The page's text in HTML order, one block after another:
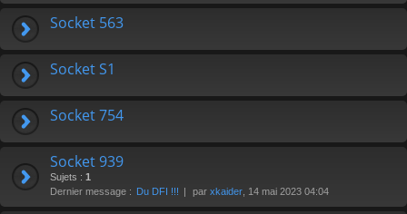
Socket 563
Socket S1
Socket 754
Socket 939
Sujets : 1
Dernier message : Du DFI !!! par xkaider , 14 mai 2023 04:04